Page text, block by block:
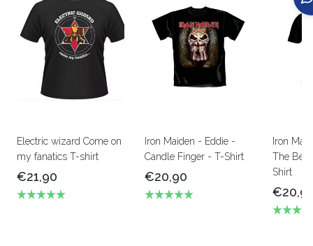
Electric wizard Come on
my fanatics T-shirt
€21,90
Iron Maiden - Eddie -
Candle Finger - T-Shirt
€20,90
Iron
The
Shirt